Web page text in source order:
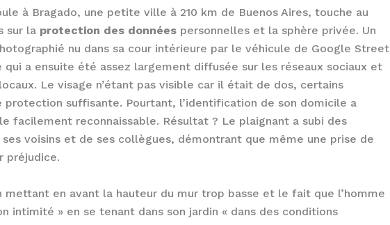
à Bragado, une petite ville à 210 km de Buenos Aires, touche au
sur la protection des données personnelles et la sphère privée. Un
nu dans sa cour intérieure par le véhicule de Google Street
qui a ensuite été assez largement diffusée sur les réseaux sociaux et
Le visage n’étant pas visible car il était de dos, certains
protection suffisante. Pourtant, l’identification de son domicile a
facilement reconnaissable. Résultat ? Le plaignant a subi des
voisins et de ses collègues, démontrant que même une prise de
préjudice.
mettant en avant la hauteur du mur trop basse et le fait que l’homme
intimité » en se tenant dans son jardin « dans des conditions